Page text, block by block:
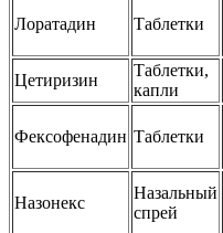
Лоратадин Таблетки
Цетиризин
Таблетки,
капли
Фексофенадин Таблетки
Назонекс
Назальный
спрей